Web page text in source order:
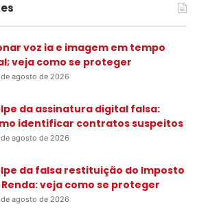
s
a
o
r
voz ia e imagem em tempo
veja como se proteger
agosto de 2026
da assinatura digital falsa:
identificar contratos suspeitos
agosto de 2026
da falsa restituição do Imposto
Renda: veja como se proteger
agosto de 2026